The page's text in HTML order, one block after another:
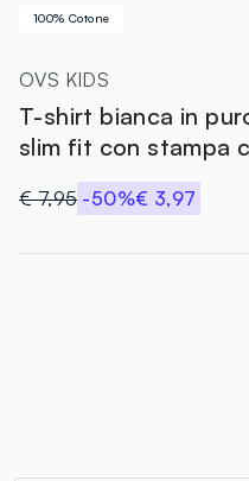
100% Cotone
OVS KIDS
T-shirt bianca in
slim fit con stampa
€ 7,95 -50%€ 3,97